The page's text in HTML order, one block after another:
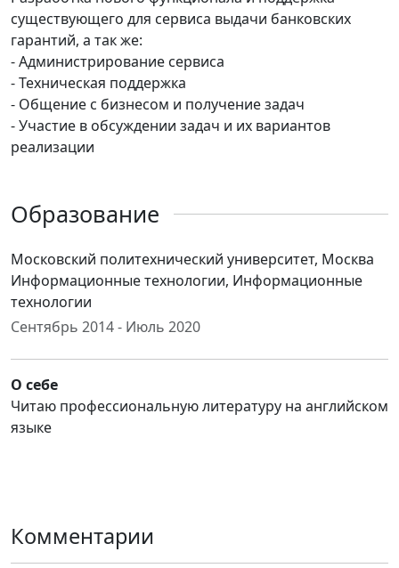
существующего для сервиса выдачи банковских
гарантий, а так же:
- Администрирование сервиса
- Техническая поддержка
- Общение с бизнесом и получение задач
- Участие в обсуждении задач и их вариантов
реализации
Образование
Московский политехнический университет, Москва
Информационные технологии, Информационные
технологии
Сентябрь 2014 - Июль 2020
О себе
Читаю профессиональную литературу на английском
языке
Комментарии